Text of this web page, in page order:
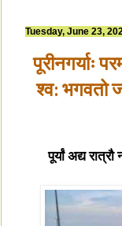
Tuesday, June 23,
पूरीनगर्याः
श्व: भगवतो
पूर्यां अद्य